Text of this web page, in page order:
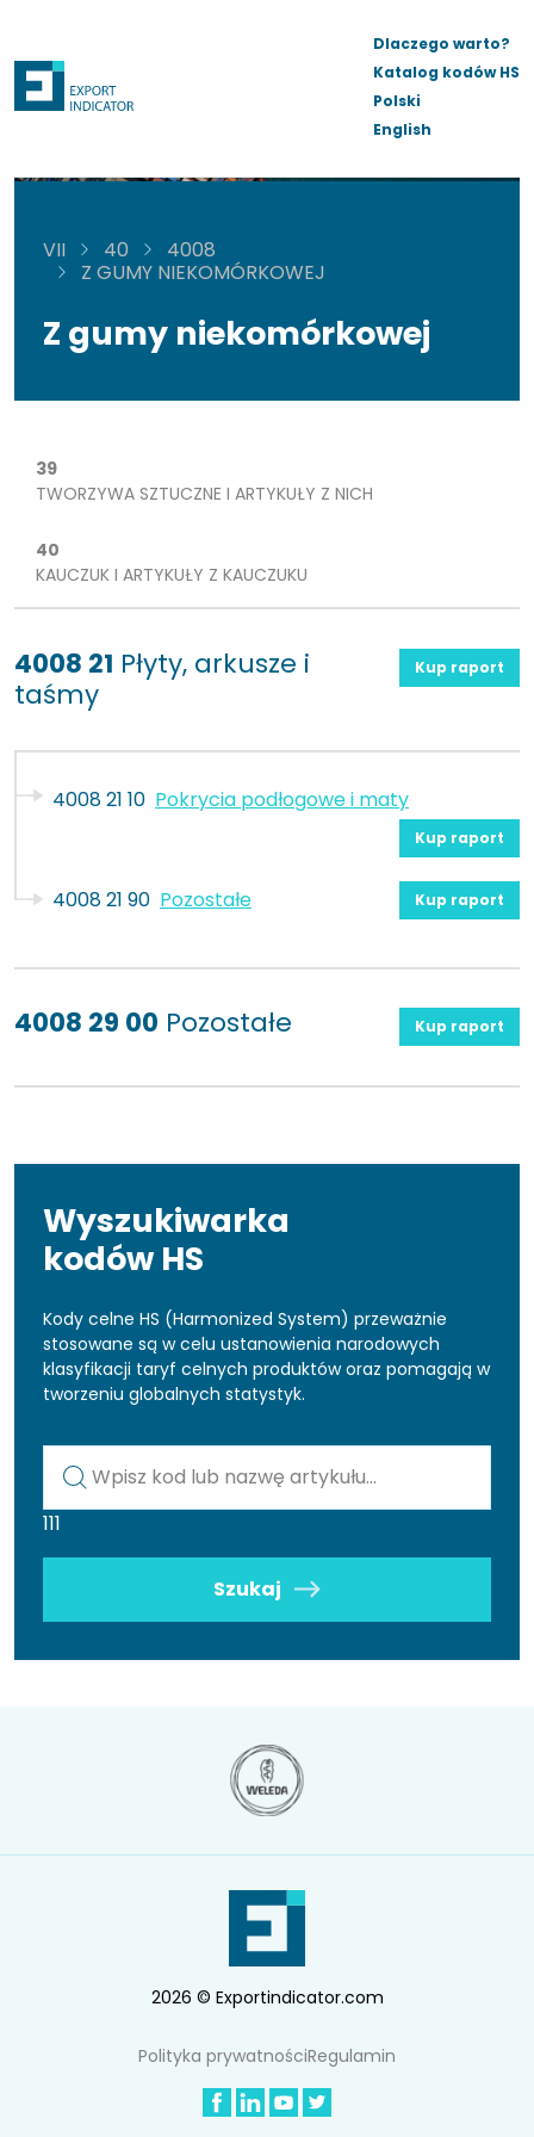
Dlaczego warto?
Katalog kodów HS
Polski
English
VII 40
4008
Z GUMY NIEKOMÓRKOWEJ
Z gumy niekomórkowej
39
TWORZYWA SZTUCZNE I ARTYKUŁY Z NICH
40
KAUCZUK I ARTYKUŁY Z KAUCZUKU
4008 21 Płyty, arkusze i
taśmy
Kup raport
4008 21 10 Pokrycia podłogowe i maty
Kup raport
4008 21 90 Pozostałe Kup raport
4008 29 00 Pozostałe Kup raport
Wyszukiwarka
kodów HS
Kody celne HS (Harmonized System) przeważnie
stosowane są w celu ustanowienia narodowych
klasyfikacji taryf celnych produktów oraz pomagają w
tworzeniu globalnych statystyk.
111
Szukaj
2026 © Exportindicator.com
Polityka prywatnościRegulamin